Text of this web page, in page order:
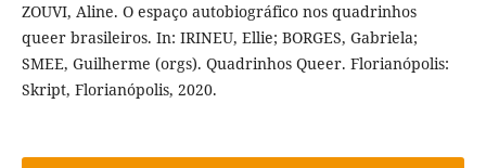
ZOUVI, Aline. O espaço autobiográfico nos quadrinhos
queer brasileiros. In: IRINEU, Ellie; BORGES, Gabriela;
SMEE, Guilherme (orgs). Quadrinhos Queer. Florianópolis:
Skript, Florianópolis, 2020.